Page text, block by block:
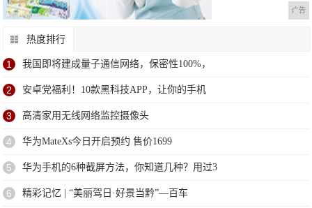
广告
热度排行
1 我国即将建成量子通信网络，保密性100%，
2 安卓党福利！10款黑科技APP，让你的手机
3 高清家用无线网络监控摄像头
4 华为MateXs今日开启预约 售价1699
5 华为手机的6种截屏方法，你知道几种？用过3
6 精彩记忆 | “美丽驾日·好景当黔”—百车